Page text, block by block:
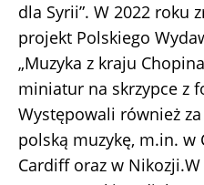
dla Syrii”. W 2022 roku
projekt Polskiego
„Muzyka z kraju
miniatur na skrzypce z
Występowali również
polską muzykę, m.in. w
Cardiff oraz w